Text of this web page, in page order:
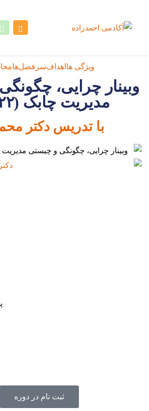
ویژگی ها اهدافسرفصل‌ها
وبینار چرایی،
مدیریت چابک (Agile ۲۰۲۲)
با تدریس دکتر
ثبت نام در دوره